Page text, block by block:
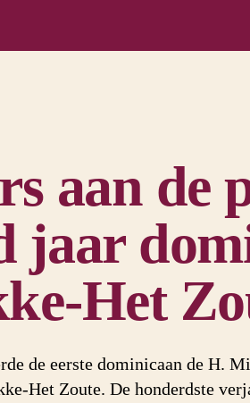
aan de
jaar
Het
de eerste dominicaan de H.
Het Zoute. De honderdste